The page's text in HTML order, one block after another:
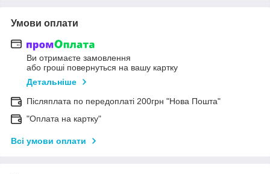
Умови оплати
Ви отримаєте замовлення
або гроші повернуться на вашу картку
Детальніше
Післяплата по передоплаті 200грн "Нова Пошта"
"Оплата на картку"
Всі умови оплати